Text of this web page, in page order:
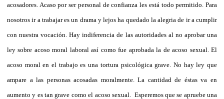
acosadores. Acaso por ser personal de confianza les está todo permitido. Para
nosotros ir a trabajar es un drama y lejos ha quedado la alegria de ir a cumplir
con nuestra vocación. Hay indiferencia de las autoridades al no aprobar una
ley sobre acoso moral laboral así como fue aprobada la de acoso sexual. El
acoso moral en el trabajo es una tortura psicológica grave. No hay ley que
ampare a las personas acosadas moralmente. La cantidad de éstas va en
aumento y es tan grave como el acoso sexual. Esperemos que se apruebe una